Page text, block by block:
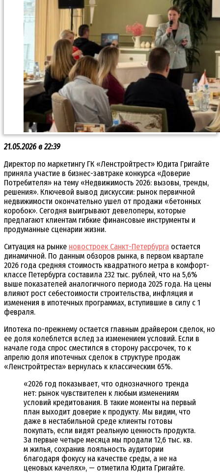
21.05.2026 в 22:39
Директор по маркетингу ГК «Ленстройтрест» Юдита Григайте
приняла участие в бизнес-завтраке конкурса «Доверие
Потребителя» на тему «Недвижимость 2026: вызовы, тренды,
решения». Ключевой вывод дискуссии: рынок первичной
недвижимости окончательно ушел от продажи «бетонных
коробок». Сегодня выигрывают девелоперы, которые
предлагают клиентам гибкие финансовые инструменты и
продуманные сценарии жизни.
Ситуация на рынке новостроек Санкт-Петербурга остается
динамичной. По данным обзоров рынка, в первом квартале
2026 года средняя стоимость квадратного метра в комфорт-
классе Петербурга составила 232 тыс. рублей, что на 5,6%
выше показателей аналогичного периода 2025 года. На цены
влияют рост себестоимости строительства, инфляция и
изменения в ипотечных программах, вступившие в силу с 1
февраля.
Ипотека по-прежнему остается главным драйвером сделок, но
ее доля колеблется вслед за изменением условий. Если в
начале года спрос сместился в сторону рассрочек, то к
апрелю доля ипотечных сделок в структуре продаж
«Ленстройтреста» вернулась к классическим 65%.
«2026 год показывает, что однозначного тренда
нет: рынок чувствителен к любым изменениям
условий кредитования. В такие моменты на первый
план выходит доверие к продукту. Мы видим, что
даже в нестабильной среде клиенты готовы
покупать, если видят реальную ценность продукта.
За первые четыре месяца мы продали 12,6 тыс. кв.
м жилья, сохранив лояльность аудитории
благодаря фокусу на качестве среды, а не на
ценовых качелях», — отметила Юдита Григайте.